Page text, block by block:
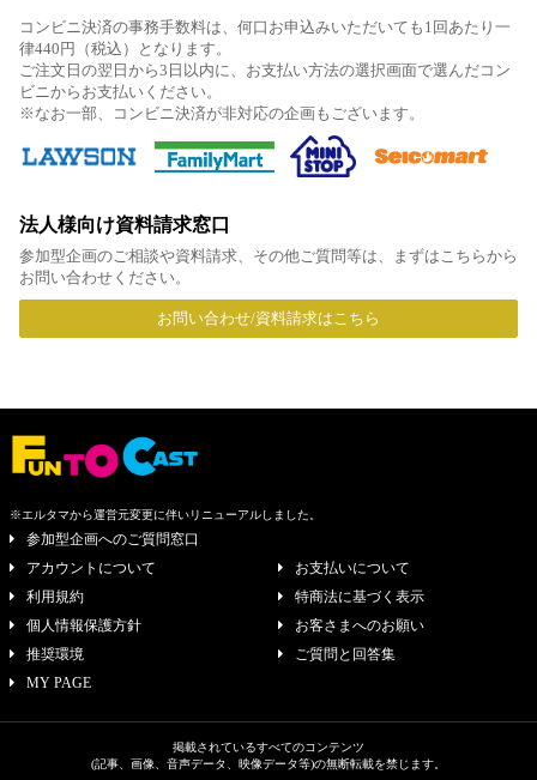
コンビニ決済の事務手数料は、何口お申込みいただいても1回あたり一
律440円（税込）となります。
ご注文日の翌日から3日以内に、お支払い方法の選択画面で選んだコン
ビニからお支払いください。
※なお一部、コンビニ決済が非対応の企画もございます。
法人様向け資料請求窓口
参加型企画のご相談や資料請求、その他ご質問等は、まずはこちらから
お問い合わせください。
お問い合わせ/資料請求はこちら
※エルタマから運営元変更に伴いリニューアルしました。
参加型企画へのご質問窓口
アカウントについて
お支払いについて
利用規約
特商法に基づく表示
個人情報保護方針
お客さまへのお願い
推奨環境
ご質問と回答集
MY PAGE
掲載されているすべてのコンテンツ
(記事、画像、音声データ、映像データ等)の無断転載を禁じます。